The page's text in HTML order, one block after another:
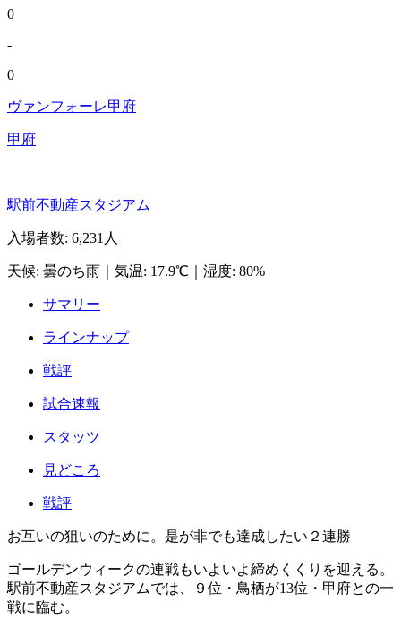
0
-
0
ヴァンフォーレ甲府
甲府
駅前不動産スタジアム
入場者数: 6,231人
天候: 曇のち雨 気温: 17.9℃ 湿度: 80%
サマリー
ラインナップ
戦評
試合速報
スタッツ
見どころ
戦評
お互いの狙いのために。是が非でも達成したい２連勝
ゴールデンウィークの連戦もいよいよ締めくくりを迎える。
駅前不動産スタジアムでは、９位・鳥栖が13位・甲府との一
戦に臨む。